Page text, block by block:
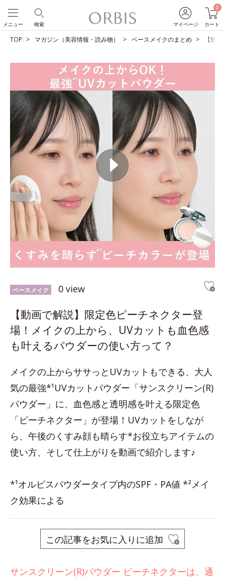
マイページ
0
カート
検索
メニュー
TOP マガジン（美容情報・読み物） ベースメイクのまとめ 【動
ベースメイク 0 view
【動画で解説】限定色ピーチネクター登
場！メイクの上から、UVカットも血色感
も叶えるパウダーの使い方って？
メイクの上からササっとUVカットもできる、大人
気の最強*¹UVカットパウダー「サンスクリーン(R)
パウダー」に、血色感と透明感を叶える限定色
「ピーチネクター」が登場！UVカットをしなが
ら、午後のくすみ顔も晴らす*お役立ちアイテムの
使い方、そして仕上がりを動画で紹介します♪
*¹オルビスパウダータイプ内のSPF・PA値 *²メイ
ク効果による
この記事をお気に入りに追加
サンスクリーン(R)パウダー ピーチネクターは、通